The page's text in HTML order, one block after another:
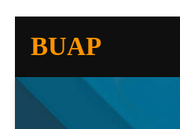
BUAP